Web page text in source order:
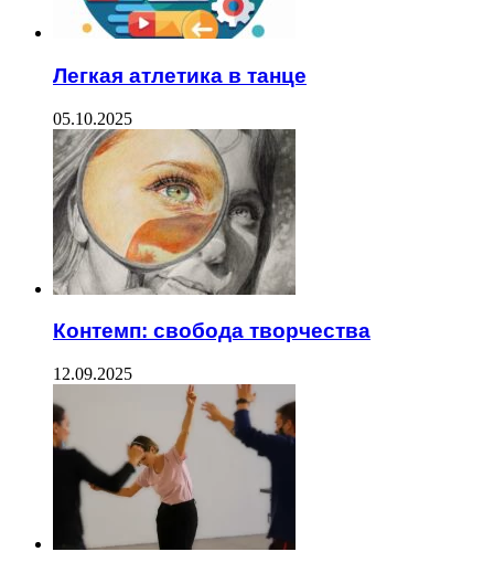
Легкая атлетика в танце
05.10.2025
Контемп: свобода творчества
12.09.2025